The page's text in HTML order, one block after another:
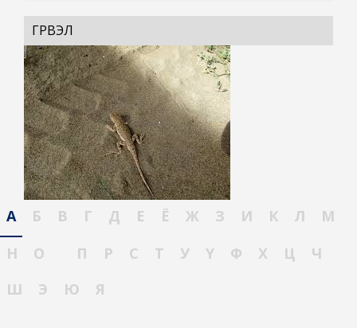
ГҮРВЭЛ
А Б В Г Д Е Ё Ж З И К Л
М
Н
О П Р С Т У Ү Ф Х Ц
Ч
Ш
Э Ю Я